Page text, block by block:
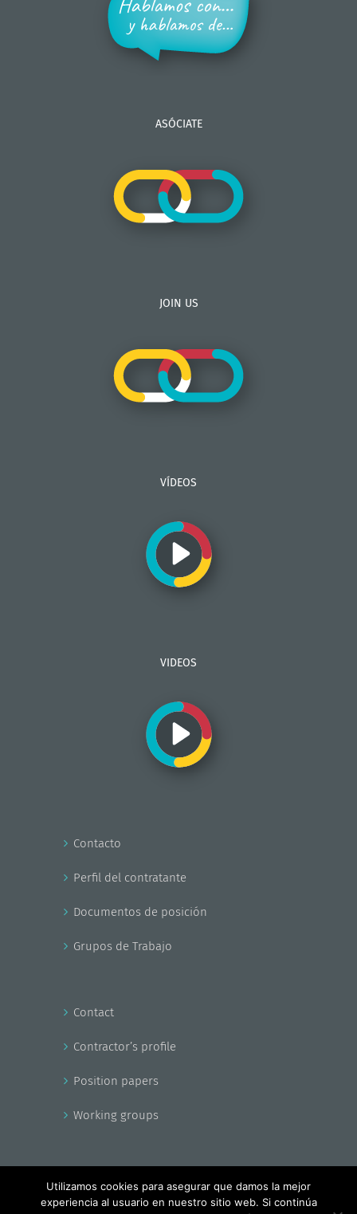
ASÓCIATE
JOIN US
VÍDEOS
VIDEOS
Contacto
Perfil del contratante
Documentos de posición
Grupos de Trabajo
Contact
Contractor’s profile
Position papers
Working groups
Copyright - EnerAgen 2017
Utilizamos cookies para asegurar que damos la mejor
experiencia al usuario en nuestro sitio web. Si continúa